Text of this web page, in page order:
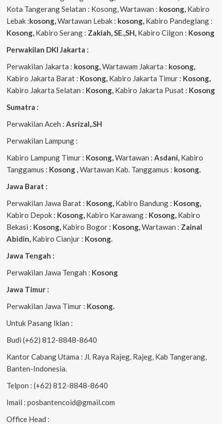
Kota Tangerang Selatan : Kosong, Wartawan : kosong, Kabiro
Lebak :kosong, Wartawan Lebak : kosong, Kabiro Pandeglang :
Kosong, Kabiro Serang : Zakiah, SE.,SH, Kabiro Cilgon : Kosong
Perwakilan DKI Jakarta :
Perwakilan Jakarta : kosong, Wartawam Jakarta : kosong,
Kabiro Jakarta Barat : Kosong, Kabiro Jakarta Timur : Kosong,
Kabiro Jakarta Selatan : Kosong, Kabiro Jakarta Pusat : Kosong
Sumatra :
Perwakilan Aceh : Asrizal,.SH
Perwakilan Lampung :
Kabiro Lampung Timur : Kosong, Wartawan : Asdani, Kabiro
Tanggamus : Kosong , Wartawan Kab. Tanggamus : kosong.
Jawa Barat :
Perwakilan Jawa Barat : Kosong, Kabiro Bandung : Kosong,
Kabiro Depok : Kosong, Kabiro Karawang : Kosong, Kabiro
Bekasi : Kosong, Kabiro Bogor : Kosong, Wartawan : Zainal
Abidin, Kabiro Cianjur : Kosong.
Jawa Tengah :
Perwakilan Jawa Tengah : Kosong
Jawa Timur :
Perwakilan Jawa Timur : Kosong.
Untuk Pasang Iklan :
Budi (+62) 812-8848-8640
Kantor Cabang Utama : Jl. Raya Rajeg, Rajeg, Kab Tangerang,
Banten-Indonesia.
Telpon : (+62) 812-8848-8640
Imail : posbantencoid@gmail.com
Office Head :